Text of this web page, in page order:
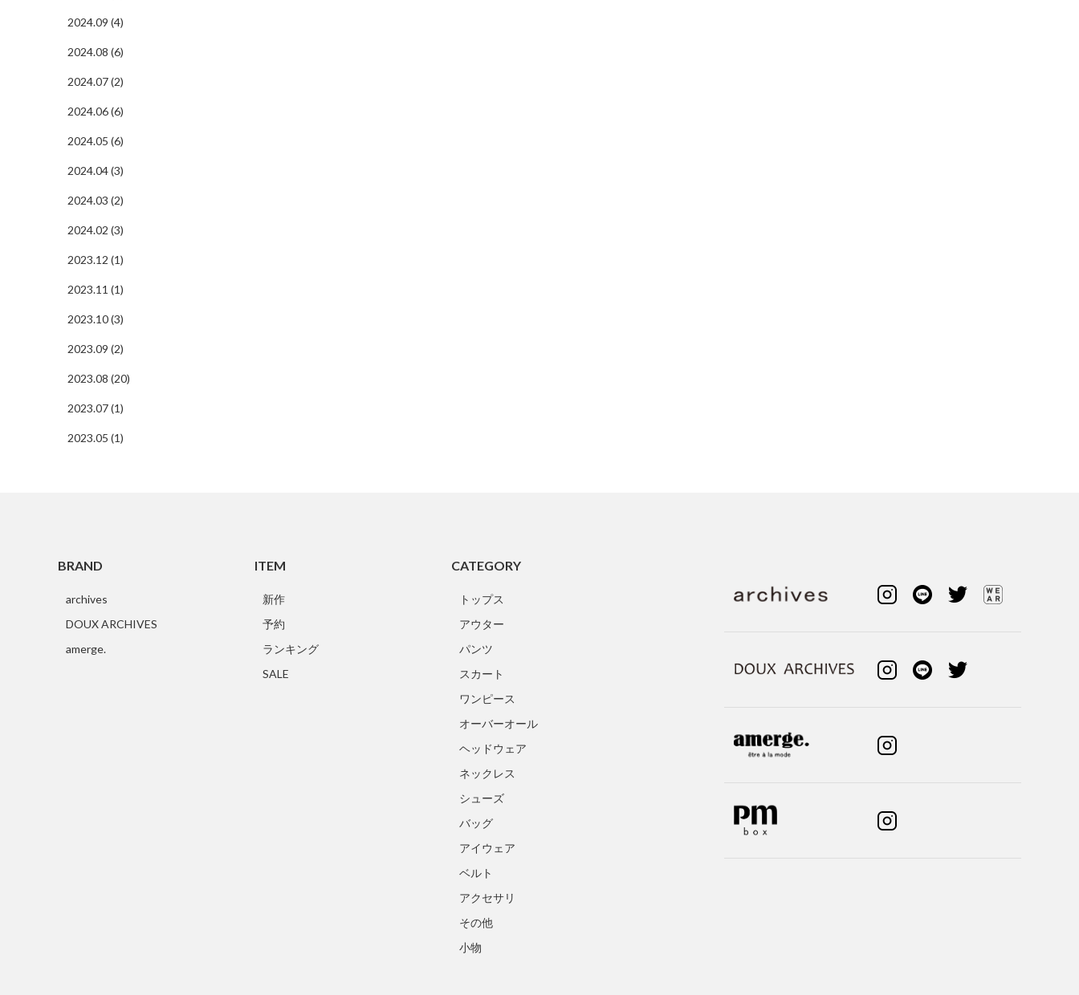
2024.09 (4)
2024.08 (6)
2024.07 (2)
2024.06 (6)
2024.05 (6)
2024.04 (3)
2024.03 (2)
2024.02 (3)
2023.12 (1)
2023.11 (1)
2023.10 (3)
2023.09 (2)
2023.08 (20)
2023.07 (1)
2023.05 (1)
BRAND
archives
DOUX ARCHIVES
amerge.
ITEM
新作
予約
ランキング
SALE
CATEGORY
トップス
アウター
パンツ
スカート
ワンピース
オーバーオール
ヘッドウェア
ネックレス
シューズ
バッグ
アイウェア
ベルト
アクセサリ
その他
小物